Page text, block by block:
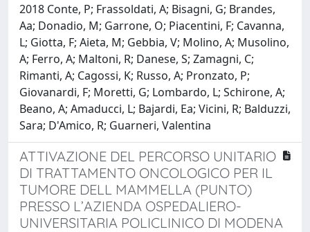
2018 Conte, P; Frassoldati, A; Bisagni, G; Brandes,
Aa; Donadio, M; Garrone, O; Piacentini, F; Cavanna,
L; Giotta, F; Aieta, M; Gebbia, V; Molino, A; Musolino,
A; Ferro, A; Maltoni, R; Danese, S; Zamagni, C;
Rimanti, A; Cagossi, K; Russo, A; Pronzato, P;
Giovanardi, F; Moretti, G; Lombardo, L; Schirone, A;
Beano, A; Amaducci, L; Bajardi, Ea; Vicini, R; Balduzzi,
Sara; D'Amico, R; Guarneri, Valentina
ATTIVAZIONE DEL PERCORSO UNITARIO
DI TRATTAMENTO ONCOLOGICO PER IL
TUMORE DELL MAMMELLA (PUNTO)
PRESSO L’AZIENDA OSPEDALIERO-
UNIVERSITARIA POLICLINICO DI MODENA